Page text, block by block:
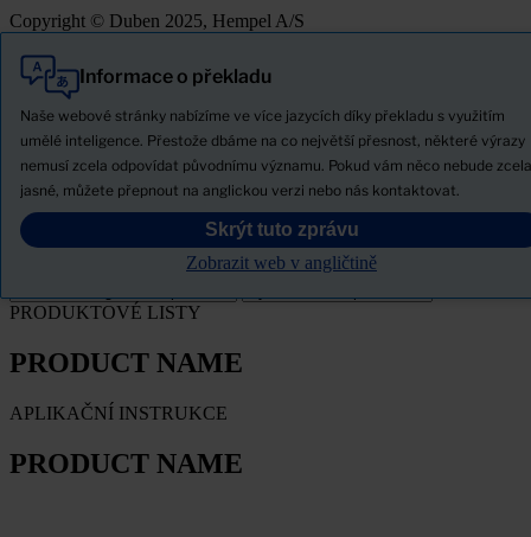
Copyright © Duben 2025, Hempel A/S
Informace o překladu
Naše webové stránky nabízíme ve více jazycích díky překladu s využitím
umělé inteligence. Přestože dbáme na co největší přesnost, některé výrazy
nemusí zcela odpovídat původnímu významu. Pokud vám něco nebude zcela
jasné, můžete přepnout na anglickou verzi nebo nás kontaktovat.
Skrýt tuto zprávu
Zobrazit web v angličtině
Vše
Produkty
Stáhněte si bezpečnostní list
PRODUCT NAME
PRODUKTOVÉ LISTY
PRODUCT NAME
APLIKAČNÍ INSTRUKCE
PRODUCT NAME